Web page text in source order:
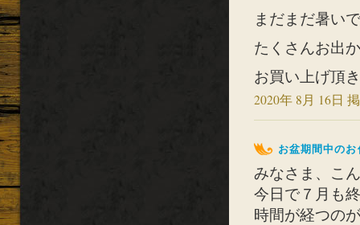
まだまだ暑い
たくさんお出
お買い上げ頂
2020年 8月 16日
お盆期間中の
みなさま、こ
今日で７月も
時間が経つの